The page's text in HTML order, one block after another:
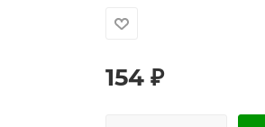
154 ₽